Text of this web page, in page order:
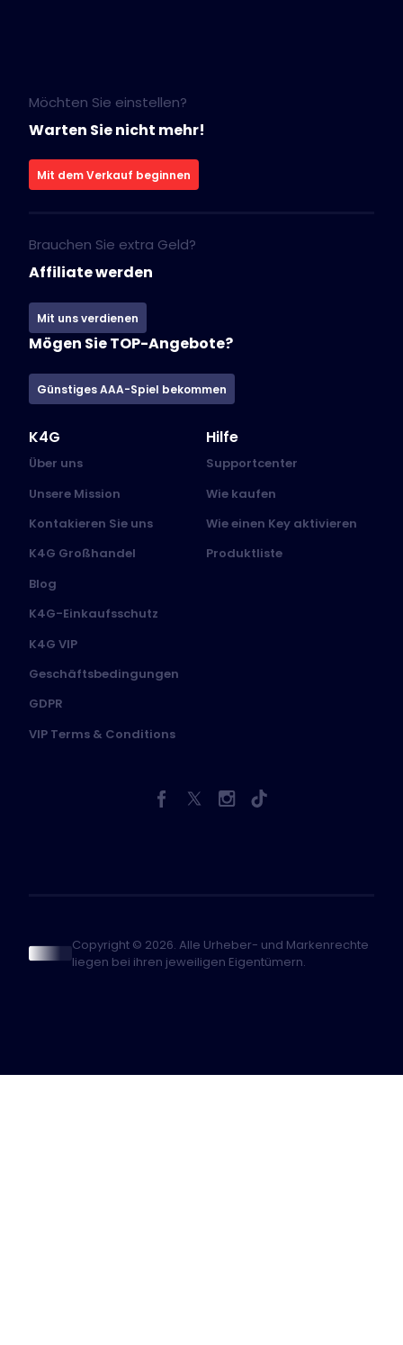
Möchten Sie einstellen?
Warten Sie nicht mehr!
Mit dem Verkauf beginnen
Brauchen Sie extra Geld?
Affiliate werden
Mit uns verdienen
Mögen Sie TOP-Angebote?
Günstiges AAA-Spiel bekommen
K4G
Über uns
Unsere Mission
Kontakieren Sie uns
K4G Großhandel
Blog
K4G-Einkaufsschutz
K4G VIP
Geschäftsbedingungen
GDPR
VIP Terms & Conditions
Hilfe
Supportcenter
Wie kaufen
Wie einen Key aktivieren
Produktliste
Copyright © 2026. Alle Urheber- und Markenrechte
liegen bei ihren jeweiligen Eigentümern.